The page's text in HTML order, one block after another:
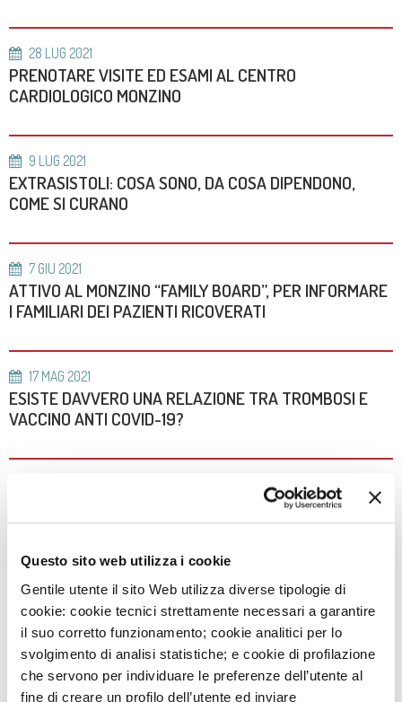
Questo sito web utilizza i cookie
Gentile utente il sito Web utilizza diverse tipologie di
cookie: cookie tecnici strettamente necessari a garantire
il suo corretto funzionamento; cookie analitici per lo
svolgimento di analisi statistiche; e cookie di profilazione
che servono per individuare le preferenze dell’utente al
fine di creare un profilo dell’utente ed inviare
28 LUG 2021
PRENOTARE VISITE ED ESAMI AL CENTRO
CARDIOLOGICO MONZINO
9 LUG 2021
EXTRASISTOLI: COSA SONO, DA COSA DIPENDONO,
COME SI CURANO
7 GIU 2021
ATTIVO AL MONZINO “FAMILY BOARD”, PER INFORMARE
I FAMILIARI DEI PAZIENTI RICOVERATI
17 MAG 2021
ESISTE DAVVERO UNA RELAZIONE TRA TROMBOSI E
VACCINO ANTI COVID-19?
L'IMPORTANZA DELLA PREVENZIONE DOPO UN EVENTO
CORONARICO
12APR 2021
DATA BREACH - AVVISO PER I PAZIENTI E GLI UTENTI